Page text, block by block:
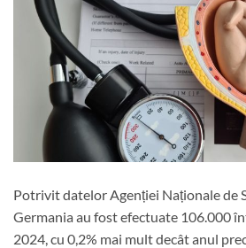
Potrivit datelor Agenției Naționale de
Germania au fost efectuate 106.000
2024, cu 0,2% mai mult decât anul